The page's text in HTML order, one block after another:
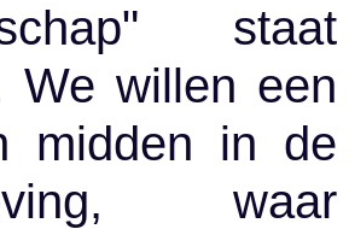
staat
We willen een
midden in de
waar